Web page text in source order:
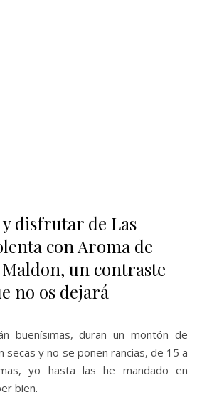
disfrutar de Las
con Aroma de
un contraste
no os dejará
buenísimas, duran un montón de
secas y no se ponen rancias, de 15 a
yo hasta las he mandado en
bien.